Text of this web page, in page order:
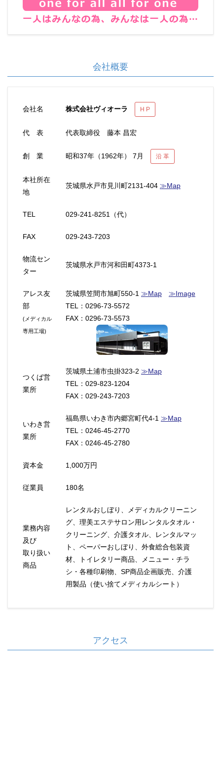
会社概要
会社名 株式会社ヴィオーラ H P
代 表 代表取締役 藤本 昌宏
創 業 昭和37年（1962年） 7月 沿 革
本社所在
地
茨城県水戸市見川町2131-404 ≫Map
TEL 029-241-8251（代）
FAX 029-243-7203
物流セン
ター
茨城県水戸市河和田町4373-1
アレス友
部
(メディカル
専用工場)
茨城県笠間市旭町550-1 ≫Map
≫Image
TEL：0296-73-5572
FAX：0296-73-5573
つくば営
業所
茨城県土浦市虫掛323-2 ≫Map
TEL：029-823-1204
FAX：029-243-7203
いわき営
業所
福島県いわき市内郷宮町代4-1 ≫Map
TEL：0246-45-2770
FAX：0246-45-2780
資本金 1,000万円
従業員 180名
業務内容
及び
取り扱い
商品
レンタルおしぼり、メディカルクリーニン
グ、理美エステサロン用レンタルタオル・
クリーニング、介護タオル、レンタルマッ
ト、ペーパーおしぼり、外食総合包装資
材、トイレタリー商品、メニュー・チラ
シ・各種印刷物、SP商品企画販売、介護
用製品（使い捨てメディカルシート）
アクセス